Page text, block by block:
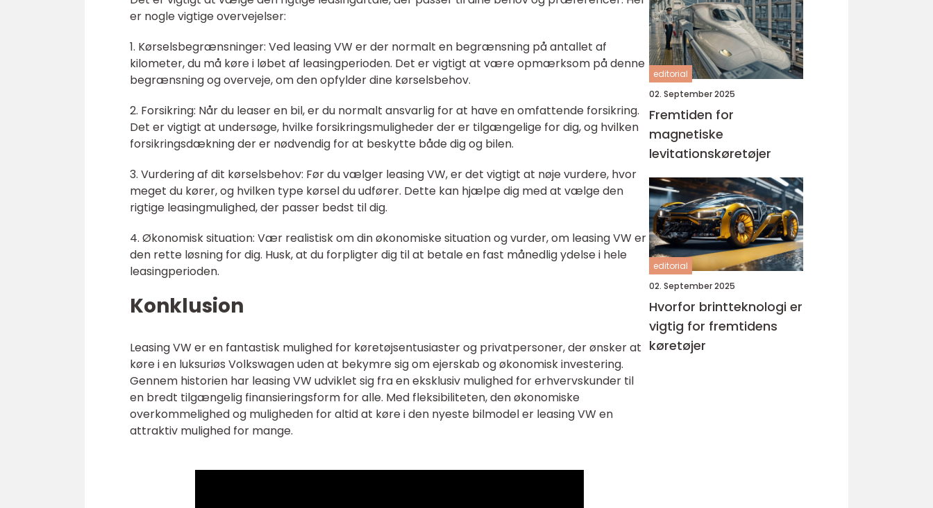
er nogle vigtige overvejelser:
1. Kørselsbegrænsninger: Ved leasing VW er der normalt en begrænsning på antallet af
kilometer, du må køre i løbet af leasingperioden. Det er vigtigt at være opmærksom på denne
begrænsning og overveje, om den opfylder dine kørselsbehov.
2. Forsikring: Når du leaser en bil, er du normalt ansvarlig for at have en omfattende forsikring.
Det er vigtigt at undersøge, hvilke forsikringsmuligheder der er tilgængelige for dig, og hvilken
forsikringsdækning der er nødvendig for at beskytte både dig og bilen.
3. Vurdering af dit kørselsbehov: Før du vælger leasing VW, er det vigtigt at nøje vurdere, hvor
meget du kører, og hvilken type kørsel du udfører. Dette kan hjælpe dig med at vælge den
rigtige leasingmulighed, der passer bedst til dig.
4. Økonomisk situation: Vær realistisk om din økonomiske situation og vurder, om leasing VW er
den rette løsning for dig. Husk, at du forpligter dig til at betale en fast månedlig ydelse i hele
leasingperioden.
Konklusion
Leasing VW er en fantastisk mulighed for køretøjsentusiaster og privatpersoner, der ønsker at
køre i en luksuriøs Volkswagen uden at bekymre sig om ejerskab og økonomisk investering.
Gennem historien har leasing VW udviklet sig fra en eksklusiv mulighed for erhvervskunder til
en bredt tilgængelig finansieringsform for alle. Med fleksibiliteten, den økonomiske
overkommelighed og muligheden for altid at køre i den nyeste bilmodel er leasing VW en
attraktiv mulighed for mange.
editorial
02. September 2025
Fremtiden for
magnetiske
levitationskøretøjer
editorial
02. September 2025
Hvorfor brintteknologi er
vigtig for fremtidens
køretøjer